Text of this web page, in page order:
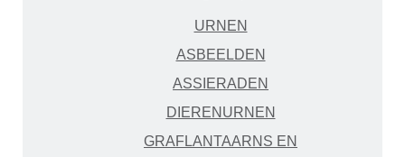
URNEN
ASBEELDEN
ASSIERADEN
DIERENURNEN
GRAFLANTAARNS EN